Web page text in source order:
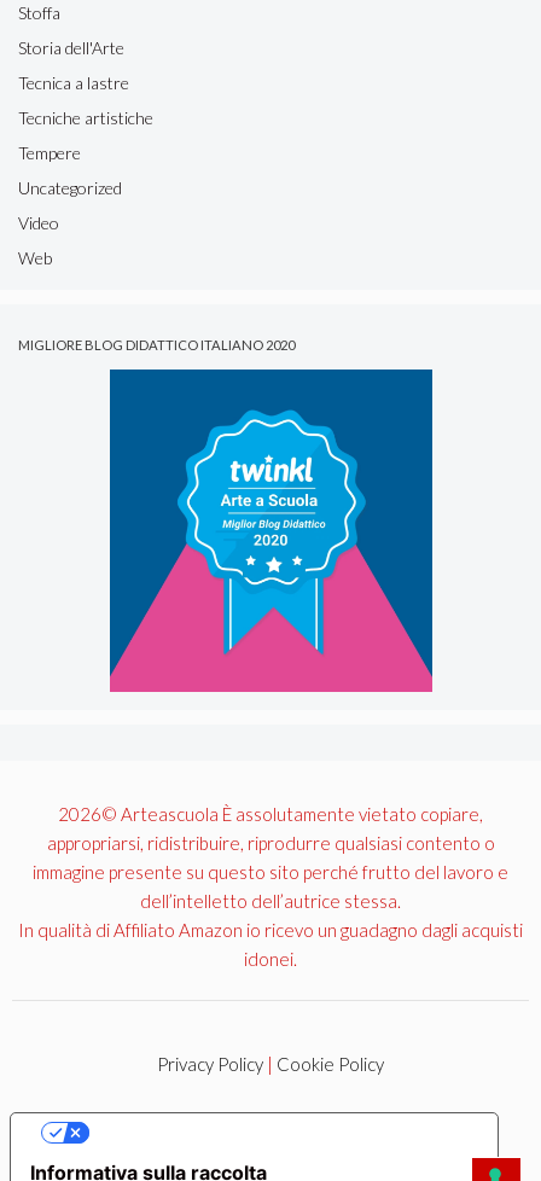
Stoffa
Storia dell'Arte
Tecnica a lastre
Tecniche artistiche
Tempere
Uncategorized
Video
Web
MIGLIORE BLOG DIDATTICO ITALIANO 2020
2026© Arteascuola È assolutamente vietato copiare,
appropriarsi, ridistribuire, riprodurre qualsiasi contento o
immagine presente su questo sito perché frutto del lavoro e
dell’intelletto dell’autrice stessa.
In qualità di Affiliato Amazon io ricevo un guadagno dagli acquisti
idonei.
Privacy Policy | Cookie Policy
Informativa sulla raccolta